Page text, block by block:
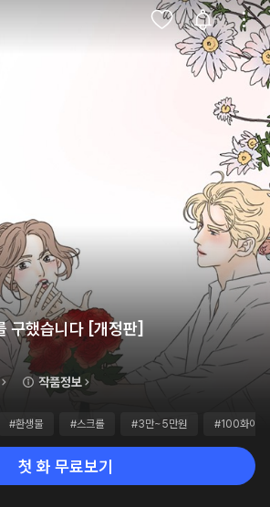
구했습니다 [개정판]
작품정보
#환생물 #스크롤 #3만~5만원 #100화이상
첫 화 무료보기